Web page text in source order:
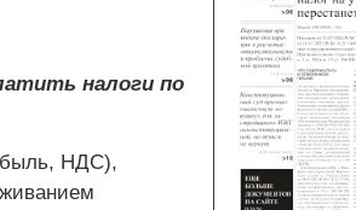
налоги по
НДС),